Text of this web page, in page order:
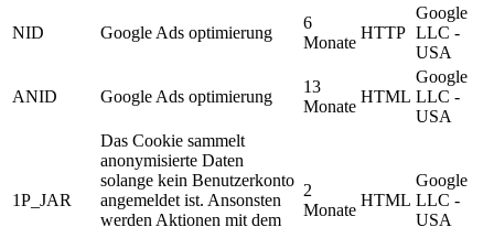
NID Google Ads optimierung
6
Monate
HTTP
Google
LLC -
USA
ANID Google Ads optimierung
13
Monate
HTML
Google
LLC -
USA
1P_JAR
Das Cookie sammelt
anonymisierte Daten
solange kein Benutzerkonto
angemeldet ist. Ansonsten
werden Aktionen mit dem
2
Monate
HTML
Google
LLC -
USA